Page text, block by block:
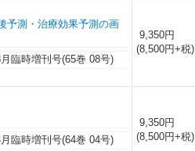
予測・治療効果予測の画
臨時増刊号(65巻 08号)
9,350円
(8,500円+税)
臨時増刊号(64巻 04号)
9,350円
(8,500円+税)